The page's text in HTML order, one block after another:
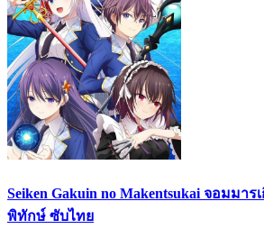
Seiken Gakuin no Makentsukai จอมมา
พิทักษ์ ซับไทย